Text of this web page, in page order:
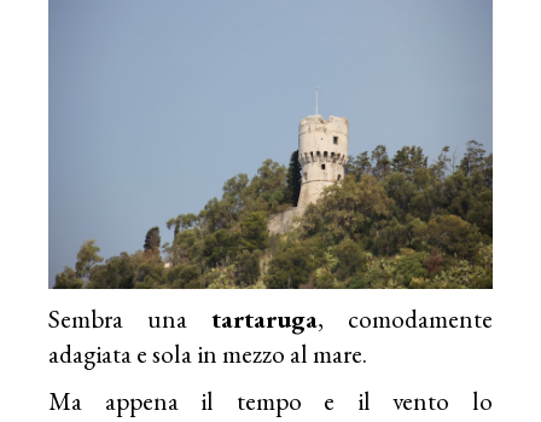
Sembra una tartaruga, comodamente
adagiata e sola in mezzo al mare.
Ma appena il tempo e il vento lo